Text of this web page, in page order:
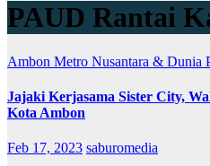
PAUD Rantai
Ambon Metro Nusantara & Dunia
Jajaki Kerjasama Sister City,
Kota Ambon
Feb 17, 2023 saburomedia